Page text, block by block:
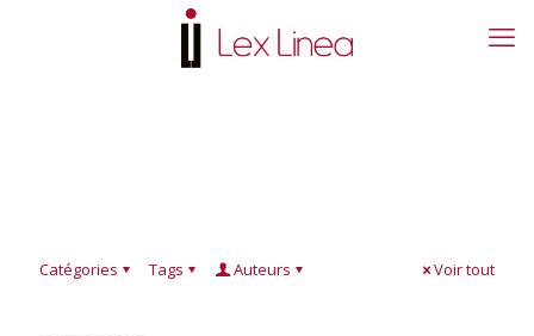
Catégories Tags Auteurs Voir tout